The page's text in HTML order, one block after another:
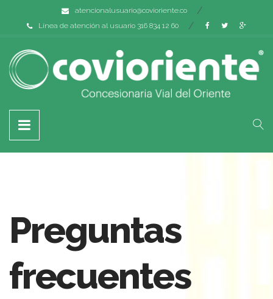
atencionalusuario@covioriente.co
Línea de atención al usuario 316 834 12 60
Preguntas
frecuentes